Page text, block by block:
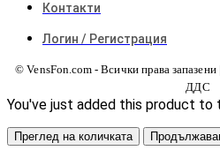
Контакти
Логин / Регистрация
© VensFon.com - Всички права
ДДС
You've just added this product to
Преглед на количката